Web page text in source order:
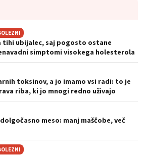
tihi ubijalec, saj pogosto ostane
simptomi visokega holesterola
toksinov, a jo imamo vsi radi: to je
riba, ki jo mnogi redno uživajo
meso: manj maščobe, več